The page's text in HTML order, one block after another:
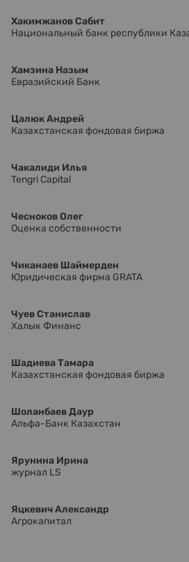
Хакимжанов Сабит
Национальный банк республики
Хамзина Назым
Евразийский Банк
Цалюк Андрей
Казахстанская фондовая биржа
Чакалиди Илья
Tengri Capital
Чесноков Олег
Оценка собственности
Чиканаев Шаймерден
Юридическая фирма GRATA
Чуев Станислав
Халык Финанс
Шадиева Тамара
Казахстанская фондовая биржа
Шоланбаев Даур
Альфа-Банк Казахстан
Ярунина Ирина
журнал LS
Яцкевич Александр
Агрокапитал